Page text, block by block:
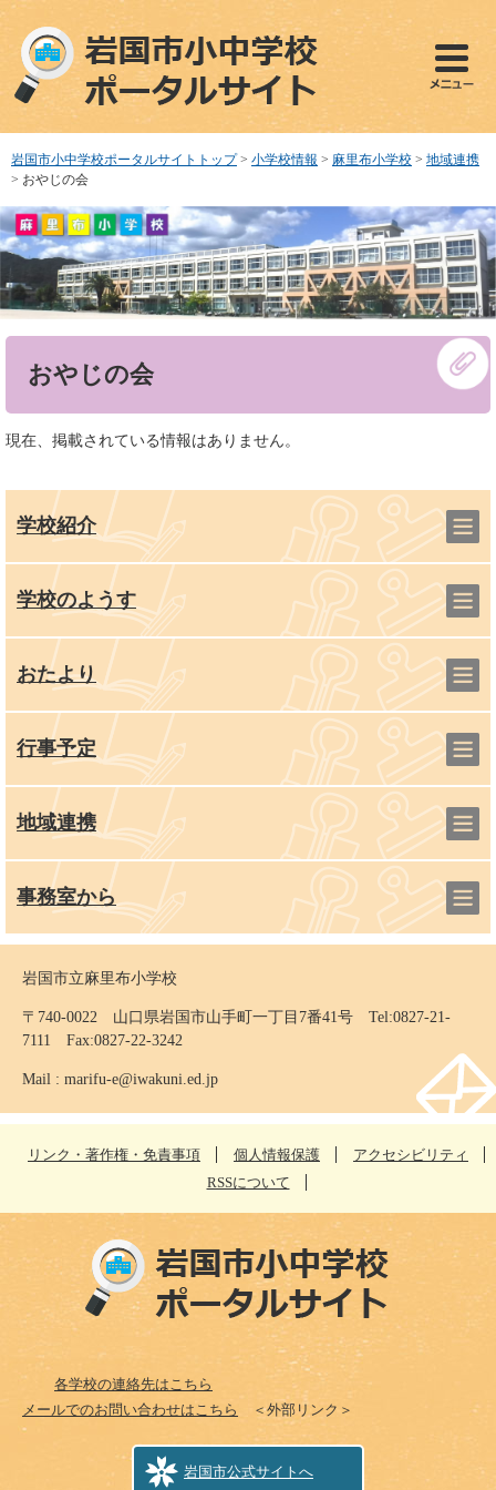
ペ
で
す
メ
ば
し
本
文
岩国市小中学校ポータルサイトトップ > 小学校情報 > 麻里布小学校 > 地域連携
> おやじの会
おやじの会
現在、掲載されている情報はありません。
学校紹介
学校のようす
おたより
行事予定
地域連携
事務室から
岩国市立麻里布小学校
〒740-0022 山口県岩国市山手町一丁目7番41号 Tel:0827-21-
7111 Fax:0827-22-3242
Mail : marifu-e@iwakuni.ed.jp
リンク・著作権・免責事項 個人情報保護
アクセシビリティ
RSSについて
各学校の連絡先はこちら
メールでのお問い合わせはこちら
＜外部リンク＞
岩国市公式サイトへ